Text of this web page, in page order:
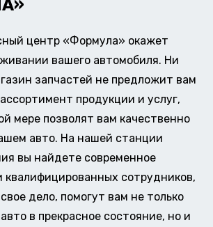
центр «Формула» окажет
вашего автомобиля. Ни
запчастей не предложит вам
продукции и услуг,
мере позволят вам качественно
авто. На нашей станции
вы найдете современное
квалифицированных сотрудников,
дело, помогут вам не только
в прекрасное состояние, но и